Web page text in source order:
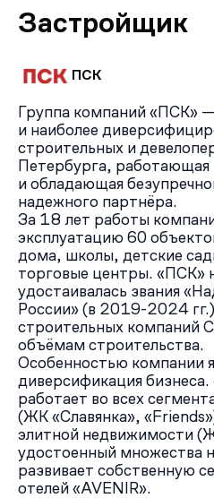
Застройщик
ПСК
Группа компаний «ПСК»
и наиболее
строительных и
Петербурга,
и обладающая
надежного партнёра.
За 18 лет работы
эксплуатацию 60
дома, школы, детские
торговые центры. «ПСК»
удостаивалась звания
России» (в 2019-2024
строительных компаний
объёмам строительства.
Особенностью компании
диверсификация
работает во всех
(ЖК «Славянка»,
элитной недвижимости
удостоенный множества
развивает собственную
отелей «AVENIR».